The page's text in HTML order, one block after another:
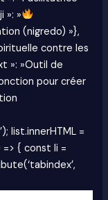
»: »
(nigredo) »},
contre les
»: »Outil de
pour créer
list.innerHTML =
{ const li =